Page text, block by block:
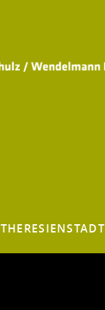
THERESIENSTADT